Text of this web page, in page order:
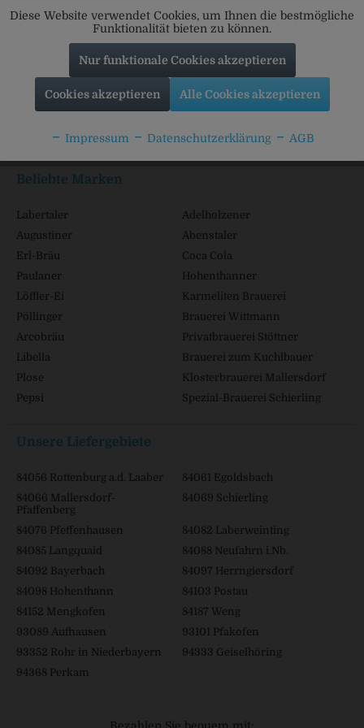
Service Hotline
Shop Service
Informationen
Beliebte Marken
Labertaler
Adelholzener
Augustiner
Abenstaler
Erl-Bräu
Coca Cola
Paulaner
Hohenthanner
Löffler-Ei
Karmeliten Brauerei
Pöllinger
Brauerei Wittmann
Arcobräu
Privatbrauerei Stöttner
Libella
Brauerei zum Kuchlbauer
Plose
Klosterbrauerei Mallersdorf
Pepsi
Spezial-Brauerei Schierling
Unsere Liefergebiete
84056 Rottenburg a.d. Laaber
84061 Egoldsbach
84066 Mallersdorf-
Pfaffenberg
84069 Schierling
84076 Pfeffenhausen
84082 Laberweinting
84085 Langquaid
84088 Neufahrn i.Nb.
84092 Bayerbach
84097 Herrngiersdorf
84098 Hohenthann
84103 Postau
84152 Mengkofen
84187 Weng
93089 Aufhausen
93101 Pfakofen
93352 Rohr in Niederbayern
94333 Geiselhöring
94368 Perkam
Bezahlen Sie bequem mit:
Diese Website verwendet Cookies, um Ihnen die bestmögliche
Funktionalität bieten zu können.
Nur funktionale Cookies akzeptieren
Cookies akzeptieren Alle Cookies akzeptieren
Impressum Datenschutzerklärung AGB